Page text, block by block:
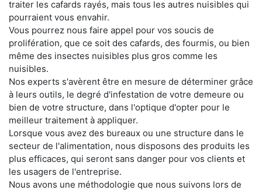
traiter les cafards rayés, mais tous les autres nuisibles qui
pourraient vous envahir.
Vous pourrez nous faire appel pour vos soucis de
prolifération, que ce soit des cafards, des fourmis, ou bien
même des insectes nuisibles plus gros comme les
nuisibles.
Nos experts s'avèrent être en mesure de déterminer grâce
à leurs outils, le degré d'infestation de votre demeure ou
bien de votre structure, dans l'optique d'opter pour le
meilleur traitement à appliquer.
Lorsque vous avez des bureaux ou une structure dans le
secteur de l'alimentation, nous disposons des produits les
plus efficaces, qui seront sans danger pour vos clients et
les usagers de l'entreprise.
Nous avons une méthodologie que nous suivons lors de